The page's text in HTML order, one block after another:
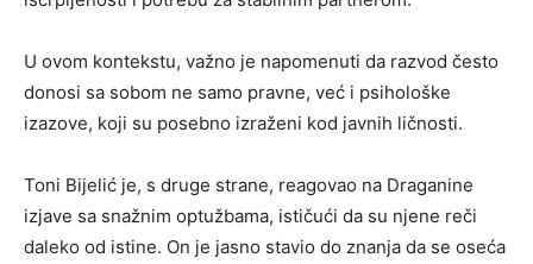
U ovom kontekstu, važno je napomenuti da razvod često
donosi sa sobom ne samo pravne, već i psihološke
izazove, koji su posebno izraženi kod javnih ličnosti.
Toni Bijelić je, s druge strane, reagovao na Draganine
izjave sa snažnim optužbama, ističući da su njene reči
daleko od istine. On je jasno stavio do znanja da se oseća